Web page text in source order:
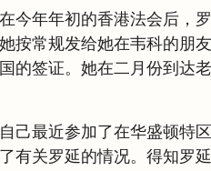
今年年初的香港法会后，
按常规发给她在韦科的朋
的签证。她在二月份到达
己最近参加了在华盛顿特
有关罗延的情况。得知罗